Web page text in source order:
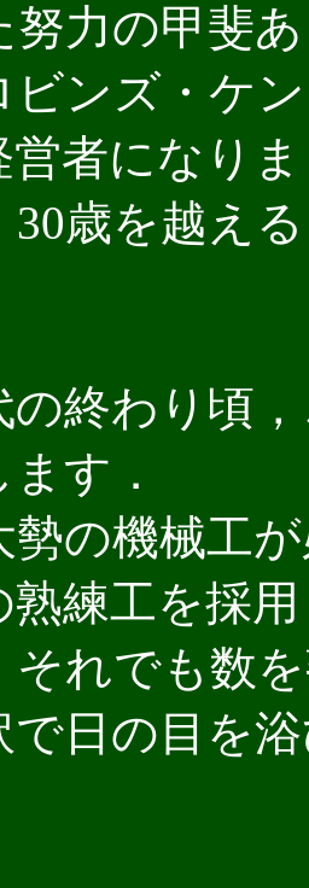
力の甲斐
ビンズ・ケ
営者になり
歳を越え
終わり頃
す．
の機械工
熟練工を採
れでも数
日の目を